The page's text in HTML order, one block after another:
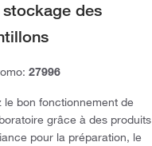
des
27996
le bon fonctionnement de
grâce à des produits
pour la préparation, le